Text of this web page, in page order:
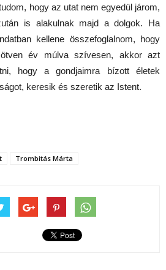
hogy az utat nem egyedül járom,
is alakulnak majd a dolgok. Ha
kellene összefoglalnom, hogy
év múlva szívesen, akkor azt
hogy a gondjaimra bízott életek
keresik és szeretik az Istent.
Trombitás Márta